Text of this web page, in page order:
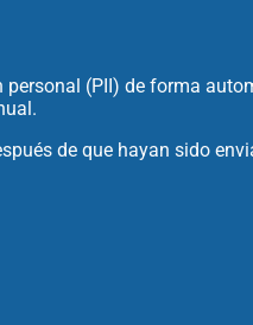
(PII) de forma
de que hayan sido